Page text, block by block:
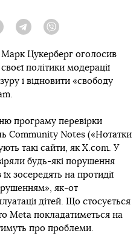
Twitter TelegramViber
Цукерберг оголосив
політики модерації
і відновити «свободу
програму перевірки
Community Notes («Нотатки
такі сайти, як X.com. У
будь-які порушення
зосередять на протидії
як-от
дітей. Що стосується
Meta покладатиметься на
про проблеми.